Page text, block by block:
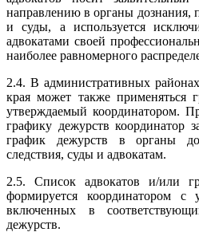
направлению в органы дознания,
и суды, а используется
адвокатами своей
наиболее равномерного
2.4. В административных
края может также применяться
утверждаемый координатором.
графику дежурств координатор
график дежурств в органы
следствия, суды и адвокатам.
2.5. Список адвокатов и/или
формируется координатором с
включенных в
дежурств.